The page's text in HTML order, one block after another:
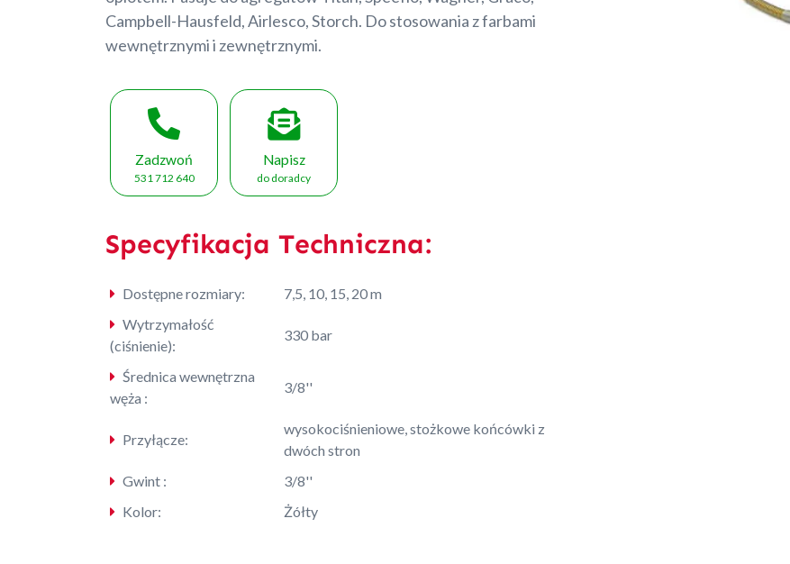
Campbell-Hausfeld, Airlesco, Storch. Do stosowania z farbami
wewnętrznymi i zewnętrznymi.
Zadzwoń
531 712 640
Napisz
do doradcy
Specyfikacja Techniczna:
Dostępne rozmiary:
7,5, 10, 15, 20 m
Wytrzymałość
(ciśnienie):
330 bar
Średnica wewnętrzna
węża :
3/8''
Przyłącze:
wysokociśnieniowe, stożkowe końcówki z
dwóch stron
Gwint :
3/8''
Kolor:
Żółty